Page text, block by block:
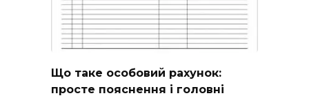
Що таке особовий рахунок:
просте пояснення і головні